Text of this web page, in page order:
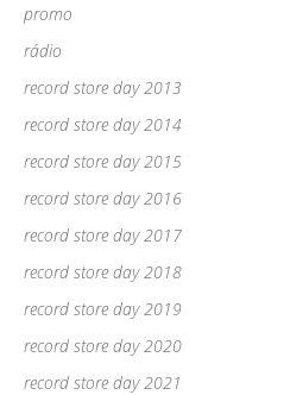
promo
rádio
record store day 2013
record store day 2014
record store day 2015
record store day 2016
record store day 2017
record store day 2018
record store day 2019
record store day 2020
record store day 2021